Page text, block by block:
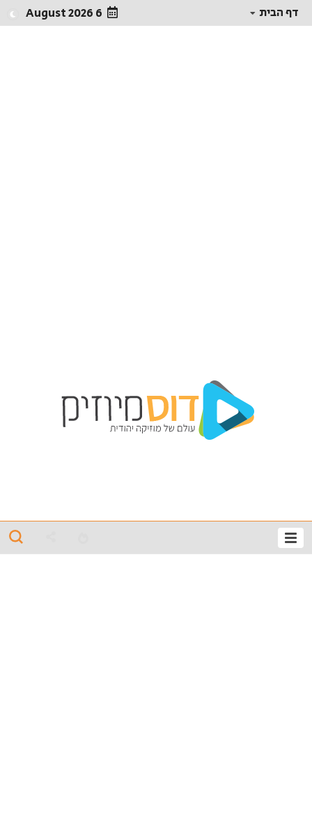
דף הבית 6 August 2026